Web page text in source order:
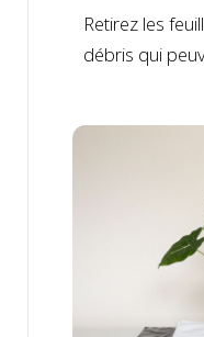
Retirez les
débris qui